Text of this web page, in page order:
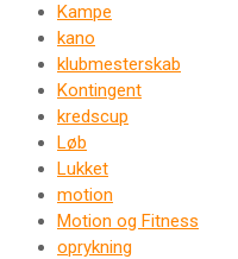
Kampe
kano
klubmesterskab
Kontingent
kredscup
Løb
Lukket
motion
Motion og Fitness
oprykning